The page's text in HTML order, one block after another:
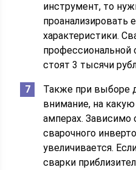
инструмент, то
проанализировать
характеристики.
профессиональной
стоят 3 тысячи
Также при выборе
внимание, на какую
амперах. Зависимо
сварочного
увеличивается.
сварки